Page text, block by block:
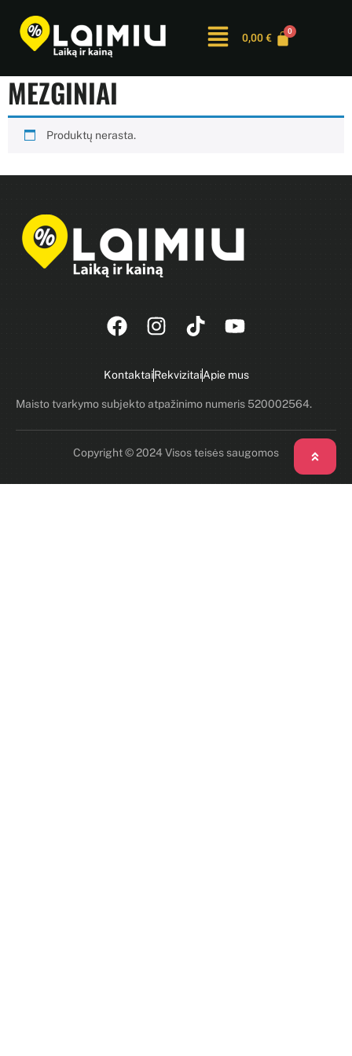
0,00€
MEZGINIAI
Produktų nerasta.
KontaktaiRekvizitaiApie mus
Maisto tvarkymo subjekto atpažinimo numeris 520002564.
Copyright © 2024 Visos teisės saugomos